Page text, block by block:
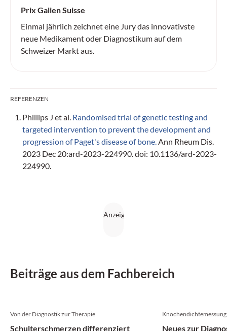
Prix Galien Suisse
Einmal jährlich zeichnet eine Jury das innovativste
neue Medikament oder Diagnostikum auf dem
Schweizer Markt aus.
REFERENZEN
Phillips J et al. Randomised trial of genetic testing and
targeted intervention to prevent the development and
progression of Paget's disease of bone. Ann Rheum Dis.
2023 Dec 20:ard-2023-224990. doi: 10.1136/ard-2023-
224990.
Beiträge aus dem Fachbereich
Von der Diagnostik zur Therapie
Schulterschmerzen differenziert
Neues zur